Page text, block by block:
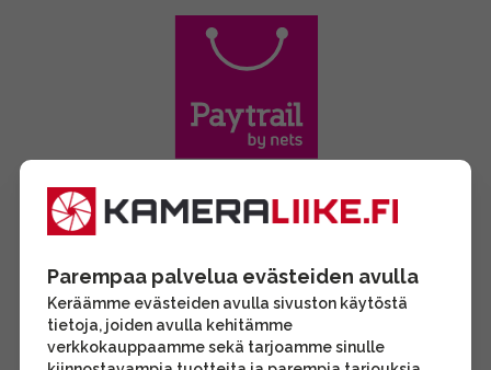
Parempaa palvelua evästeiden avulla
Keräämme evästeiden avulla sivuston käytöstä
tietoja, joiden avulla kehitämme
verkkokauppaamme sekä tarjoamme sinulle